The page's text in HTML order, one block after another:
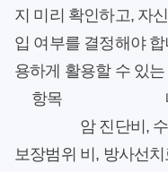
지 미리 확인하고, 자
입 여부를 결정해야
용하게 활용할 수 있
항목
보장범위
암 진단비,
비, 방사선